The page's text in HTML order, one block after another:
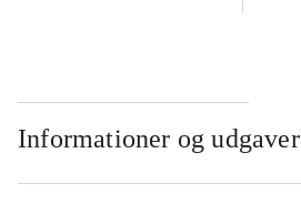
Informationer og udgaver